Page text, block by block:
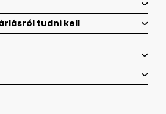
tudni kell